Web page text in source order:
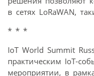
в сетях LoRaWAN,
* * *
IoT World Summit
практическим IoT-
мероприятии, в